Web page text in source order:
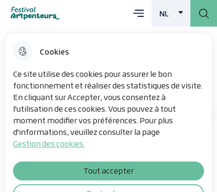
Cookies
Ce site utilise des cookies pour assurer le bon
fonctionnement et réaliser des statistiques de visite.
En cliquant sur Accepter, vous consentez à
l'utilisation de ces cookies. Vous pouvez à tout
moment modifier vos préférences. Pour plus
d'informations, veuillez consulter la page
Gestion des cookies.
Tout accepter
Skip
to
Overslaan en
naar de inhoud
Skip
to site
map
Festival Artpenteurs NL
DUTCH ACTIVE
Menu
Résurgence
Home De kunstwerken
door SabéPat bij de bronvijver in
Nieppe